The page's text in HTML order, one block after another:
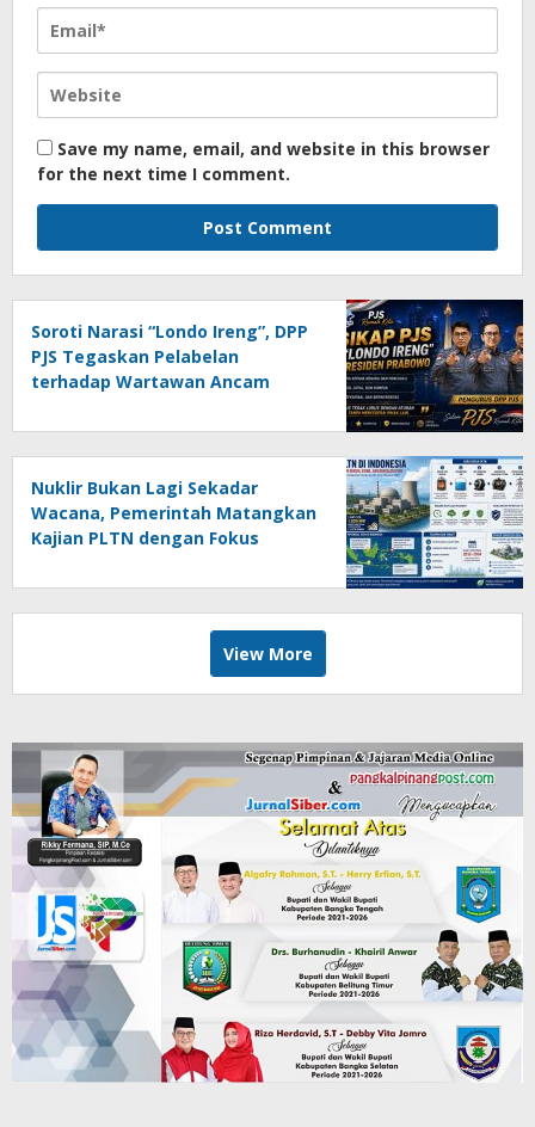
Save my name, email, and website in this browser
for the next time I comment.
Soroti Narasi “Londo Ireng”, DPP
PJS Tegaskan Pelabelan
terhadap Wartawan Ancam
Nuklir Bukan Lagi Sekadar
Wacana, Pemerintah Matangkan
Kajian PLTN dengan Fokus
View More